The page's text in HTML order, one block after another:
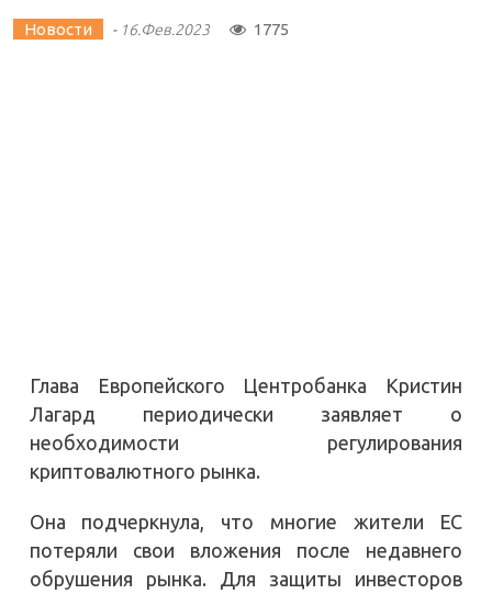
Новости - 16.Фев.2023 1775
Глава Европейского Центробанка Кристин
Лагард периодически заявляет о
необходимости регулирования
криптовалютного рынка.
Она подчеркнула, что многие жители ЕС
потеряли свои вложения после недавнего
обрушения рынка. Для защиты инвесторов